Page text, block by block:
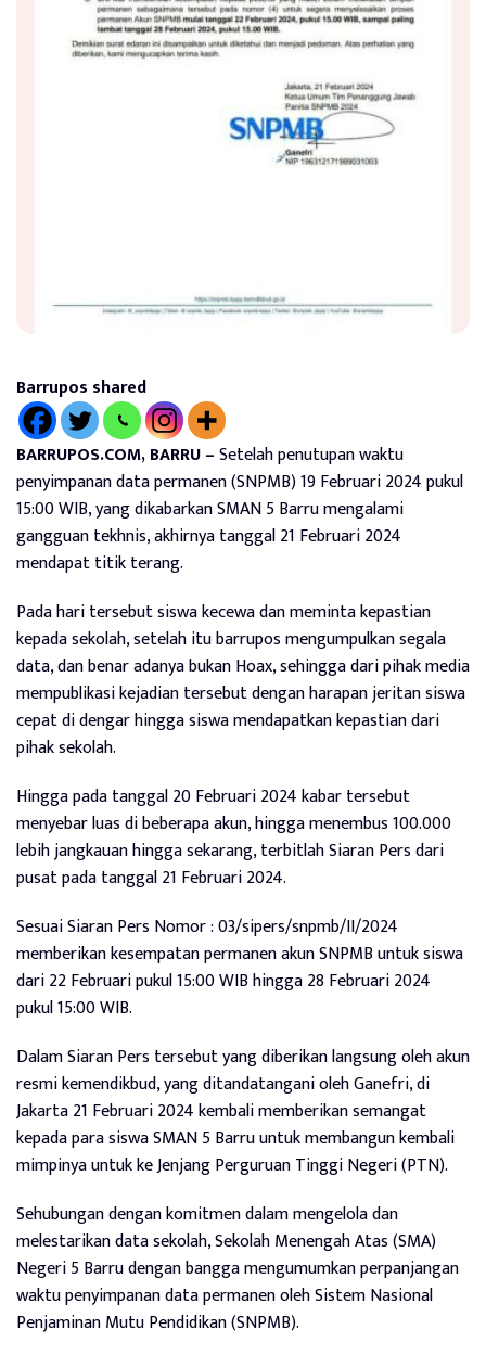
Barrupos shared
BARRUPOS.COM, BARRU –Setelah penutupan waktu
penyimpanan data permanen (SNPMB) 19 Februari 2024 pukul
15:00 WIB, yang dikabarkan SMAN 5 Barru mengalami
gangguan tekhnis, akhirnya tanggal 21 Februari 2024
mendapat titik terang.
Pada hari tersebut siswa kecewa dan meminta kepastian
kepada sekolah, setelah itu barrupos mengumpulkan segala
data, dan benar adanya bukan Hoax, sehingga dari pihak media
mempublikasi kejadian tersebut dengan harapan jeritan siswa
cepat di dengar hingga siswa mendapatkan kepastian dari
pihak sekolah.
Hingga pada tanggal 20 Februari 2024 kabar tersebut
menyebar luas di beberapa akun, hingga menembus 100.000
lebih jangkauan hingga sekarang, terbitlah Siaran Pers dari
pusat pada tanggal 21 Februari 2024.
Sesuai Siaran Pers Nomor : 03/sipers/snpmb/II/2024
memberikan kesempatan permanen akun SNPMB untuk siswa
dari 22 Februari pukul 15:00 WIB hingga 28 Februari 2024
pukul 15:00 WIB.
Dalam Siaran Pers tersebut yang diberikan langsung oleh akun
resmi kemendikbud, yang ditandatangani oleh Ganefri, di
Jakarta 21 Februari 2024 kembali memberikan semangat
kepada para siswa SMAN 5 Barru untuk membangun kembali
mimpinya untuk ke Jenjang Perguruan Tinggi Negeri (PTN).
Sehubungan dengan komitmen dalam mengelola dan
melestarikan data sekolah, Sekolah Menengah Atas (SMA)
Negeri 5 Barru dengan bangga mengumumkan perpanjangan
waktu penyimpanan data permanen oleh Sistem Nasional
Penjaminan Mutu Pendidikan (SNPMB).